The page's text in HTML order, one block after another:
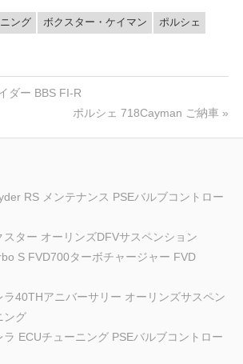
ング ボクスター・ケイマン
ポルシェ
ダー BBS FI-R
次
ポルシェ 718Cayman ご納車
RS メンテナンス PSEバルブコントロー
ター オーリンズDFVサスペンション
S FVD700ターボチャージャー FVD
ラ40THアニバーサリー オーリンズサスペン
ング
ECUチューニング PSEバルブコントロー